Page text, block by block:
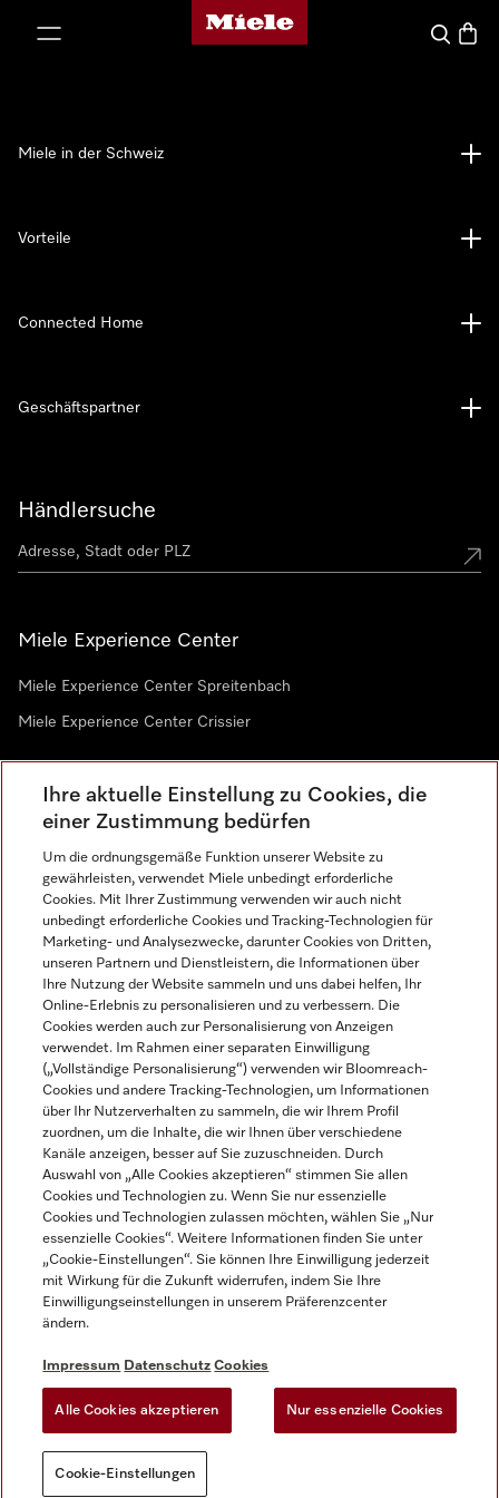
Miele-Homepage
Suche
Händlersuche
Miele Experience Center
Miele Experience Center Spreitenbach
Miele Experience Center Crissier
Newsletter
Sprache
DEUTSCH
Miele in der Schweiz
Vorteile
Connected Home
Geschäftspartner
Impressum
Datenschutz
Cookie-Einstellungen
Miele auf YoutubeMiele auf Instagram
Miele auf Facebook
Miele auf LinkedInMiele auf LinkedIn
Ihre aktuelle Einstellung zu Cookies, die
einer Zustimmung bedürfen
Um die ordnungsgemäße Funktion unserer Website zu
gewährleisten, verwendet Miele unbedingt erforderliche
Cookies. Mit Ihrer Zustimmung verwenden wir auch nicht
unbedingt erforderliche Cookies und Tracking-Technologien für
Marketing- und Analysezwecke, darunter Cookies von Dritten,
unseren Partnern und Dienstleistern, die Informationen über
Ihre Nutzung der Website sammeln und uns dabei helfen, Ihr
Online-Erlebnis zu personalisieren und zu verbessern. Die
Cookies werden auch zur Personalisierung von Anzeigen
verwendet. Im Rahmen einer separaten Einwilligung
(„Vollständige Personalisierung“) verwenden wir Bloomreach-
Cookies und andere Tracking-Technologien, um Informationen
über Ihr Nutzerverhalten zu sammeln, die wir Ihrem Profil
zuordnen, um die Inhalte, die wir Ihnen über verschiedene
Kanäle anzeigen, besser auf Sie zuzuschneiden. Durch
Auswahl von „Alle Cookies akzeptieren“ stimmen Sie allen
Cookies und Technologien zu. Wenn Sie nur essenzielle
Cookies und Technologien zulassen möchten, wählen Sie „Nur
essenzielle Cookies“. Weitere Informationen finden Sie unter
„Cookie-Einstellungen“. Sie können Ihre Einwilligung jederzeit
mit Wirkung für die Zukunft widerrufen, indem Sie Ihre
Einwilligungseinstellungen in unserem Präferenzcenter
ändern.
Impressum Datenschutz Cookies
Alle Cookies akzeptieren Nur essenzielle Cookies
Cookie-Einstellungen